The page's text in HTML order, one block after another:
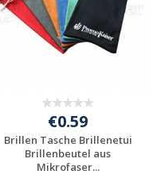
€0.59
Brillen Tasche Brillenetui
Brillenbeutel aus
Mikrofaser...